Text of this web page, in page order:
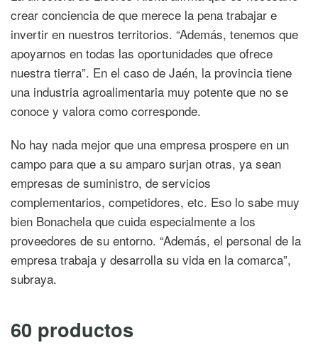
crear conciencia de que merece la pena trabajar e
invertir en nuestros territorios. “Además, tenemos que
apoyarnos en todas las oportunidades que ofrece
nuestra tierra”. En el caso de Jaén, la provincia tiene
una industria agroalimentaria muy potente que no se
conoce y valora como corresponde.
No hay nada mejor que una empresa prospere en un
campo para que a su amparo surjan otras, ya sean
empresas de suministro, de servicios
complementarios, competidores, etc. Eso lo sabe muy
bien Bonachela que cuida especialmente a los
proveedores de su entorno. “Además, el personal de la
empresa trabaja y desarrolla su vida en la comarca”,
subraya.
60 productos